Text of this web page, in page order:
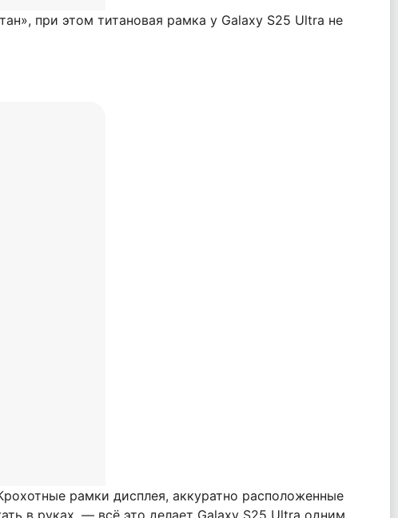
при этом титановая рамка у Galaxy S25 Ultra не
рамки дисплея, аккуратно расположенные